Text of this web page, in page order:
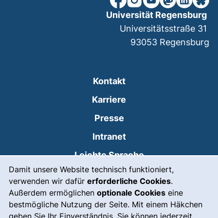
Damit unsere Website technisch funktioniert,
verwenden wir dafür erforderliche Cookies.
Außerdem ermöglichen optionale Cookies eine
bestmögliche Nutzung der Seite. Mit einem Häkchen
geben Sie Ihr Einverständnis. Sie können jederzeit
Kontakt
Karriere
Presse
Intranet(externer Link, öffnet
Leichte Sprache
Gebärdensprache
Notfall(externer Link, öffnet
Impressum
Universität Regensburg
Universitätsstraße 31
93053 Regensburg